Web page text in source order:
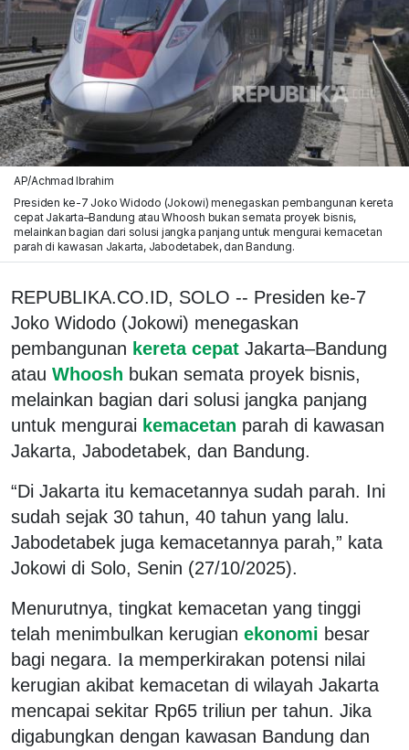
AP/Achmad Ibrahim
Presiden ke-7 Joko Widodo (Jokowi) menegaskan pembangunan kereta
cepat Jakarta–Bandung atau Whoosh bukan semata proyek bisnis,
melainkan bagian dari solusi jangka panjang untuk mengurai kemacetan
parah di kawasan Jakarta, Jabodetabek, dan Bandung.
REPUBLIKA.CO.ID, SOLO -- Presiden ke-7
Joko Widodo (Jokowi) menegaskan
pembangunan kereta cepat Jakarta–Bandung
atau Whoosh bukan semata proyek bisnis,
melainkan bagian dari solusi jangka panjang
untuk mengurai kemacetan parah di kawasan
Jakarta, Jabodetabek, dan Bandung.
“Di Jakarta itu kemacetannya sudah parah. Ini
sudah sejak 30 tahun, 40 tahun yang lalu.
Jabodetabek juga kemacetannya parah,” kata
Jokowi di Solo, Senin (27/10/2025).
Menurutnya, tingkat kemacetan yang tinggi
telah menimbulkan kerugian ekonomi besar
bagi negara. Ia memperkirakan potensi nilai
kerugian akibat kemacetan di wilayah Jakarta
mencapai sekitar Rp65 triliun per tahun. Jika
digabungkan dengan kawasan Bandung dan